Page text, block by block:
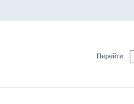
Перейти: